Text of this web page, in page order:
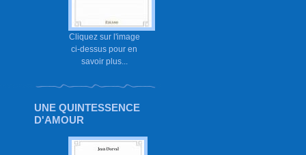
Cliquez sur l'image
ci-dessus pour en
savoir plus...
UNE QUINTESSENCE
D'AMOUR